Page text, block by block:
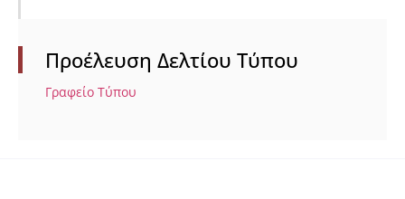
Προέλευση Δελτίου Τύπου
Γραφείο Τύπου